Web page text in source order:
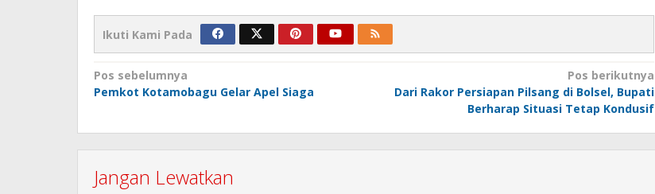
Ikuti Kami Pada
Navigasi
pos
Pos sebelumnya
Pemkot Kotamobagu Gelar Apel Siaga
Pos berikutnya
Dari Rakor Persiapan Pilsang di Bolsel, Bupati
Berharap Situasi Tetap Kondusif
Jangan Lewatkan